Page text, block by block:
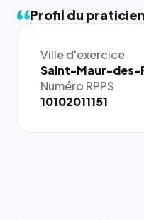
Profil du praticien
Ville d'exercice
Saint-Maur-des-
Numéro RPPS
10102011151
{# 40×40
: la taille
rendue par
`.profile-